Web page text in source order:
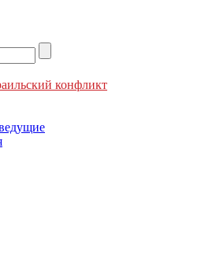
конфликт